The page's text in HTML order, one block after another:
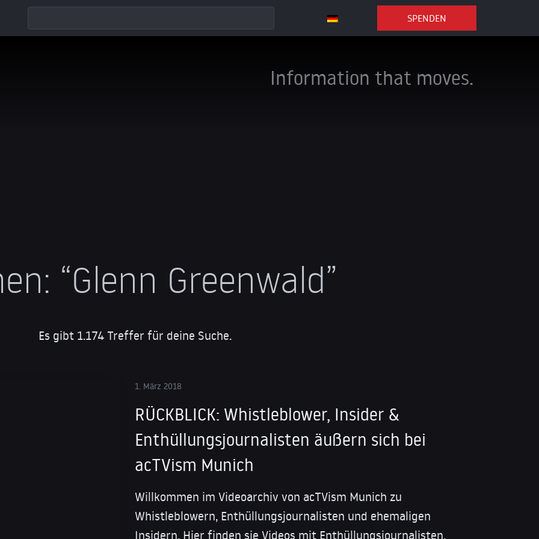
SPENDEN
Information that moves.
“Glenn Greenwald”
Es gibt 1.174 Treffer für deine Suche.
1. März 2018
RÜCKBLICK: Whistleblower, Insider &
Enthüllungsjournalisten äußern sich bei
acTVism Munich
Willkommen im Videoarchiv von acTVism Munich zu
Whistleblowern, Enthüllungsjournalisten und ehemaligen
Insidern. Hier finden sie Videos mit Enthüllungsjournalisten,